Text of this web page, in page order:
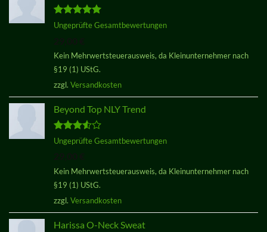
Bewertet
Ungeprüfte Gesamtbewertungen
Kein Mehrwertsteuerausweis, da Kleinunternehmer nach
§19 (1) UStG.
zzgl. Versandkosten
Beyond Top NLY Trend
Bewertet
Ungeprüfte Gesamtbewertungen
Kein Mehrwertsteuerausweis, da Kleinunternehmer nach
§19 (1) UStG.
zzgl. Versandkosten
Harissa O-Neck Sweat